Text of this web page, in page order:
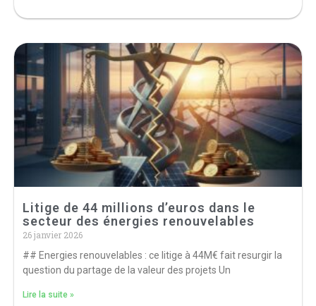
Litige de 44 millions d’euros dans le
secteur des énergies renouvelables
26 janvier 2026
## Energies renouvelables : ce litige à 44M€ fait resurgir la
question du partage de la valeur des projets Un
Lire la suite »